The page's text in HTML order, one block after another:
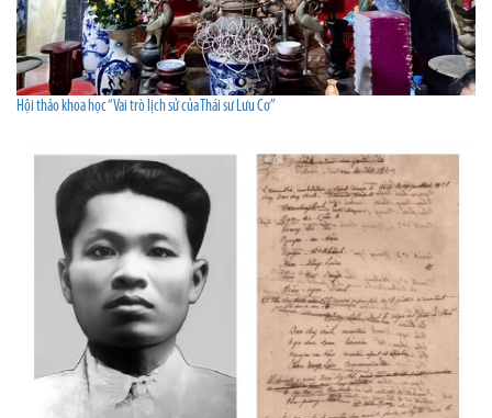
Hội thảo khoa học “Vai trò lịch sử của Thái sư Lưu Cơ”